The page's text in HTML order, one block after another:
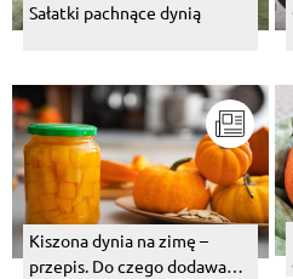
Sałatki pachnące dynią
Kiszona dynia na zimę –
przepis. Do czego dodawać?